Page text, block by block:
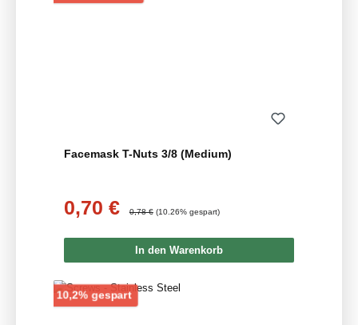
Facemask T-Nuts 3/8 (Medium)
Verkaufspreis:
0,70 € 0,78 € (10.26% gespart)
In den Warenkorb
10,2% gespartRabatt